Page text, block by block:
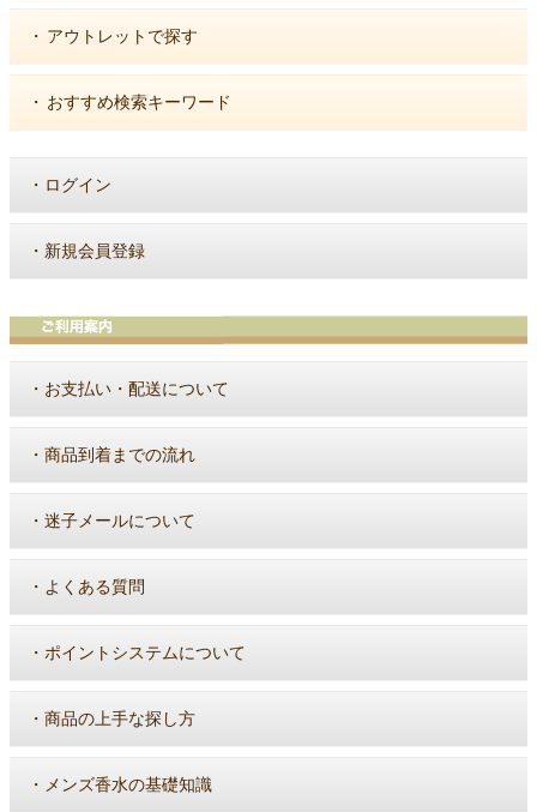
・ アウトレットで探す
・ おすすめ検索キーワード
・ ログイン
・ 新規会員登録
・ お支払い・配送について
・ 商品到着までの流れ
・ 迷子メールについて
・ よくある質問
・ ポイントシステムについて
・ 商品の上手な探し方
・ メンズ香水の基礎知識